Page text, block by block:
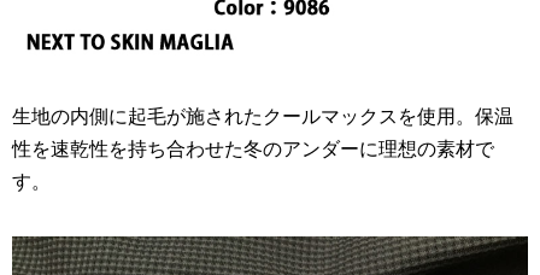
生地の内側に起毛が施されたクールマックスを使用。保温
性を速乾性を持ち合わせた冬のアンダーに理想の素材で
す。